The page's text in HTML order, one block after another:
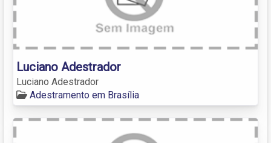
Luciano Adestrador
Luciano Adestrador
Adestramento em Brasília